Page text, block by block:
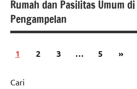
Polda
pemerintah
alam
berita
berita
Rumah dan Pasilitas Umum
Pengampelan
Bencana
Paginasi
1 2 3 … 5
Next
»
Cari